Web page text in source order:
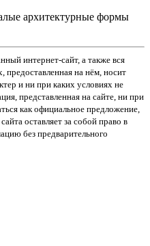
интернет-сайт, а также вся
предоставленная на нём, носит
и ни при каких условиях не
представленная на сайте, ни при
как официальное предложение,
оставляет за собой право в
без предварительного